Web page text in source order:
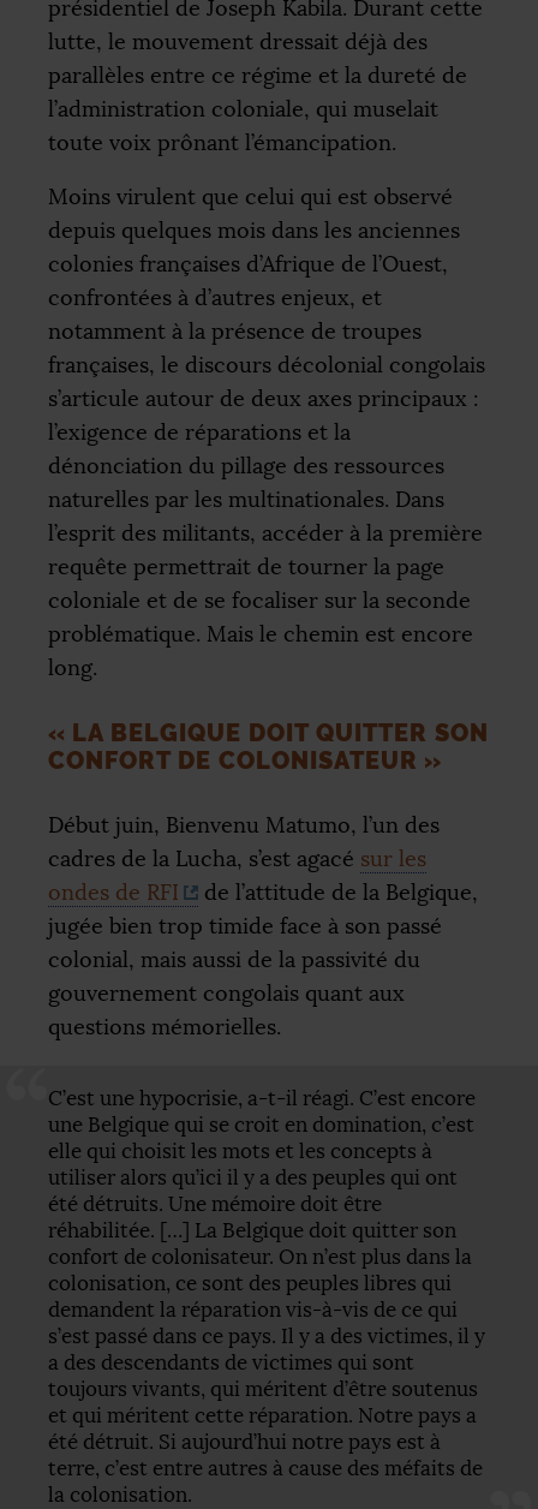
présidentiel de Joseph Kabila. Durant cette
lutte, le mouvement dressait déjà des
parallèles entre ce régime et la dureté de
l’administration coloniale, qui muselait
toute voix prônant l’émancipation.
Moins virulent que celui qui est observé
depuis quelques mois dans les anciennes
colonies françaises d’Afrique de l’Ouest,
confrontées à d’autres enjeux, et
notamment à la présence de troupes
françaises, le discours décolonial congolais
s’articule autour de deux axes principaux :
l’exigence de réparations et la
dénonciation du pillage des ressources
naturelles par les multinationales. Dans
l’esprit des militants, accéder à la première
requête permettrait de tourner la page
coloniale et de se focaliser sur la seconde
problématique. Mais le chemin est encore
long.
« LA BELGIQUE DOIT QUITTER SON
CONFORT DE COLONISATEUR »
Début juin, Bienvenu Matumo, l’un des
cadres de la Lucha, s’est agacé sur les
ondes de RFI
de l’attitude de la Belgique,
jugée bien trop timide face à son passé
colonial, mais aussi de la passivité du
gouvernement congolais quant aux
questions mémorielles.
C’est une hypocrisie, a-t-il réagi. C’est encore
une Belgique qui se croit en domination, c’est
elle qui choisit les mots et les concepts à
utiliser alors qu’ici il y a des peuples qui ont
été détruits. Une mémoire doit être
réhabilitée. […] La Belgique doit quitter son
confort de colonisateur. On n’est plus dans la
colonisation, ce sont des peuples libres qui
demandent la réparation vis-à-vis de ce qui
s’est passé dans ce pays. Il y a des victimes, il y
a des descendants de victimes qui sont
toujours vivants, qui méritent d’être soutenus
et qui méritent cette réparation. Notre pays a
été détruit. Si aujourd’hui notre pays est à
terre, c’est entre autres à cause des méfaits de
la colonisation.